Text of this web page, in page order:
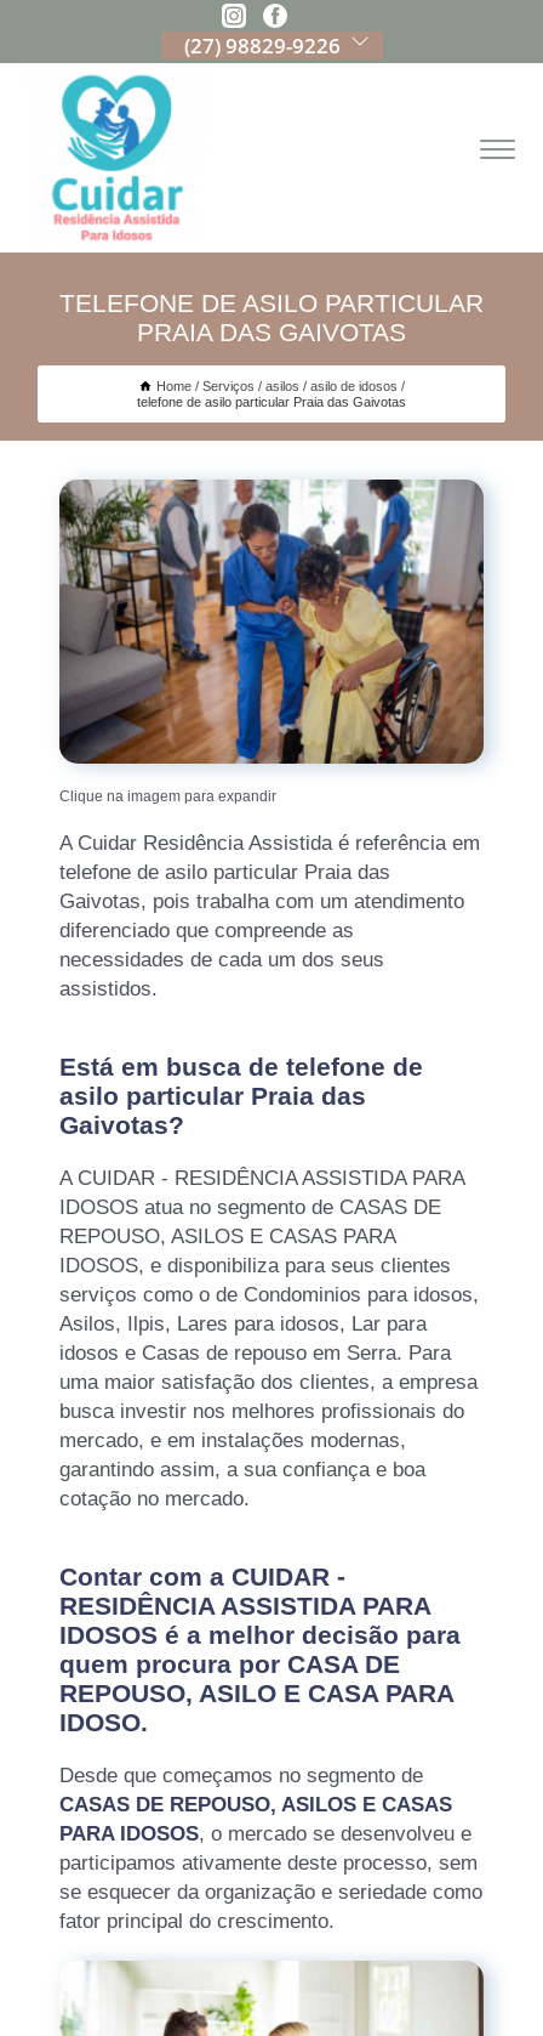
(27) 98829-9226
TELEFONE DE ASILO PARTICULAR
PRAIA DAS GAIVOTAS
Home Serviços asilos
asilo de idosos
telefone de asilo particular Praia das Gaivotas
Clique na imagem para expandir
A Cuidar Residência Assistida é referência em
telefone de asilo particular Praia das
Gaivotas, pois trabalha com um atendimento
diferenciado que compreende as
necessidades de cada um dos seus
assistidos.
Está em busca de telefone de
asilo particular Praia das
Gaivotas?
A CUIDAR - RESIDÊNCIA ASSISTIDA PARA
IDOSOS atua no segmento de CASAS DE
REPOUSO, ASILOS E CASAS PARA
IDOSOS, e disponibiliza para seus clientes
serviços como o de Condominios para idosos,
Asilos, Ilpis, Lares para idosos, Lar para
idosos e Casas de repouso em Serra. Para
uma maior satisfação dos clientes, a empresa
busca investir nos melhores profissionais do
mercado, e em instalações modernas,
garantindo assim, a sua confiança e boa
cotação no mercado.
Contar com a CUIDAR -
RESIDÊNCIA ASSISTIDA PARA
IDOSOS é a melhor decisão para
quem procura por CASA DE
REPOUSO, ASILO E CASA PARA
IDOSO.
Desde que começamos no segmento de
CASAS DE REPOUSO, ASILOS E CASAS
PARA IDOSOS, o mercado se desenvolveu e
participamos ativamente deste processo, sem
se esquecer da organização e seriedade como
fator principal do crescimento.